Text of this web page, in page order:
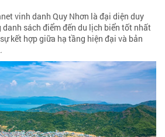
vinh danh Quy Nhơn là đại diện duy
sách điểm đến du lịch biển tốt nhất
kết hợp giữa hạ tầng hiện đại và bản